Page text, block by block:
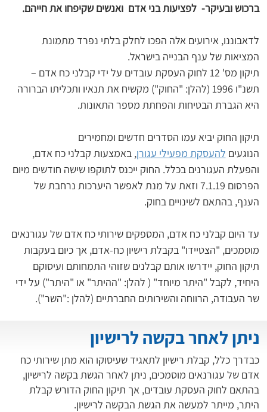
ברכוש ובעיקר-  לפציעות בני אדם  ואנשים שקיפחו את חייהם.
לדאבוננו, אירועים אלה הפכו לחלק בלתי נפרד מתמונת
תיקון מס' 12 לחוק העסקת עובדים על ידי קבלני כח אדם –
תשנ"ו 1996 (להלן: "החוק") מקשיח את תנאיו ותכליתו הברורה
תיקון החוק יביא עמו הסדרים חדשים ומחמירים
הנוגעים להעסקת מפעילי עגורן, באמצעות קבלני כח אדם,
והפעלת העגורנים בכלל. החוק ייכנס לתוקפו שישה חודשים מיום
הפרסום 7.1.19 וזאת על מנת לאפשר היערכות נרחבת של
עד היום קבלני כח אדם, המספקים שירותי כח אדם של עגורנאים
מוסמכים, "הצטיידו" בקבלת רישיון כח-אדם, אך כיום בעקבות
תיקון החוק, יידרשו אותם קבלנים שזוהי התמחותם ועיסוקם
היחיד, לקבל "היתר מיוחד" ( להלן: "ההיתר" או "היתר") על ידי
שר העבודה, הרווחה והשירותים החברתיים (להלן :"השר").
ניתן לאחר בקשה לרישיון
כבדרך כלל, קבלת רישיון לתאגיד שעיסוקו הוא מתן שירותי כח
אדם של עגורנאים מוסמכים, ניתן לאחר הגשת בקשה לרישיון,
בהתאם לחוק העסקת עובדים, אך תיקון החוק הדורש קבלת
היתר, מייתר למעשה את הגשת הבקשה לרישיון.